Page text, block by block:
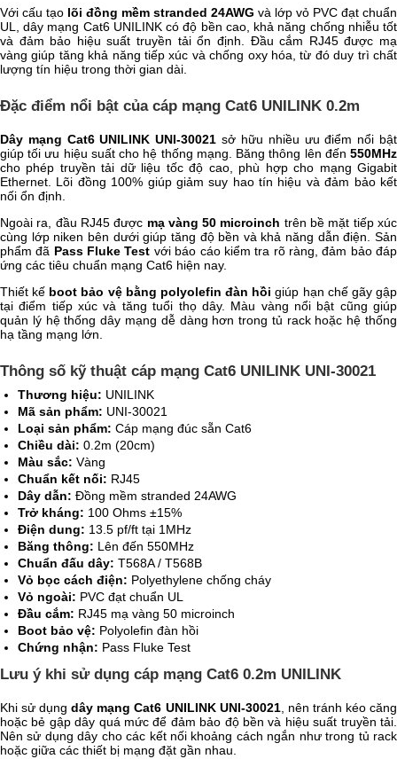
Với cấu tạo lõi đồng mềm stranded 24AWG và lớp vỏ PVC đạt chuẩn
UL, dây mạng Cat6 UNILINK có độ bền cao, khả năng chống nhiễu tốt
và đảm bảo hiệu suất truyền tải ổn định. Đầu cắm RJ45 được mạ
vàng giúp tăng khả năng tiếp xúc và chống oxy hóa, từ đó duy trì chất
lượng tín hiệu trong thời gian dài.
Đặc điểm nổi bật của cáp mạng Cat6 UNILINK 0.2m
Dây mạng Cat6 UNILINK UNI-30021 sở hữu nhiều ưu điểm nổi bật
giúp tối ưu hiệu suất cho hệ thống mạng. Băng thông lên đến 550MHz
cho phép truyền tải dữ liệu tốc độ cao, phù hợp cho mạng Gigabit
Ethernet. Lõi đồng 100% giúp giảm suy hao tín hiệu và đảm bảo kết
nối ổn định.
Ngoài ra, đầu RJ45 được mạ vàng 50 microinch trên bề mặt tiếp xúc
cùng lớp niken bên dưới giúp tăng độ bền và khả năng dẫn điện. Sản
phẩm đã Pass Fluke Test với báo cáo kiểm tra rõ ràng, đảm bảo đáp
ứng các tiêu chuẩn mạng Cat6 hiện nay.
Thiết kế boot bảo vệ bằng polyolefin đàn hồi giúp hạn chế gãy gập
tại điểm tiếp xúc và tăng tuổi thọ dây. Màu vàng nổi bật cũng giúp
quản lý hệ thống dây mạng dễ dàng hơn trong tủ rack hoặc hệ thống
hạ tầng mạng lớn.
Thông số kỹ thuật cáp mạng Cat6 UNILINK UNI-30021
Thương hiệu: UNILINK
Mã sản phẩm: UNI-30021
Loại sản phẩm: Cáp mạng đúc sẵn Cat6
Chiều dài: 0.2m (20cm)
Màu sắc: Vàng
Chuẩn kết nối: RJ45
Dây dẫn: Đồng mềm stranded 24AWG
Trở kháng: 100 Ohms ±15%
Điện dung: 13.5 pf/ft tại 1MHz
Băng thông: Lên đến 550MHz
Chuẩn đấu dây: T568A / T568B
Vỏ bọc cách điện: Polyethylene chống cháy
Vỏ ngoài: PVC đạt chuẩn UL
Đầu cắm: RJ45 mạ vàng 50 microinch
Boot bảo vệ: Polyolefin đàn hồi
Chứng nhận: Pass Fluke Test
Lưu ý khi sử dụng cáp mạng Cat6 0.2m UNILINK
Khi sử dụngdây mạng Cat6 UNILINK UNI-30021, nên tránh kéo căng
hoặc bẻ gập dây quá mức để đảm bảo độ bền và hiệu suất truyền tải.
Nên sử dụng dây cho các kết nối khoảng cách ngắn như trong tủ rack
hoặc giữa các thiết bị mạng đặt gần nhau.